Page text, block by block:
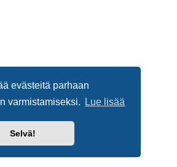
evästeitä parhaan
varmistamiseksi.
Lue lisää
Selvä!